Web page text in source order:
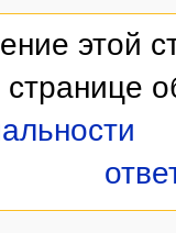
этой
странице